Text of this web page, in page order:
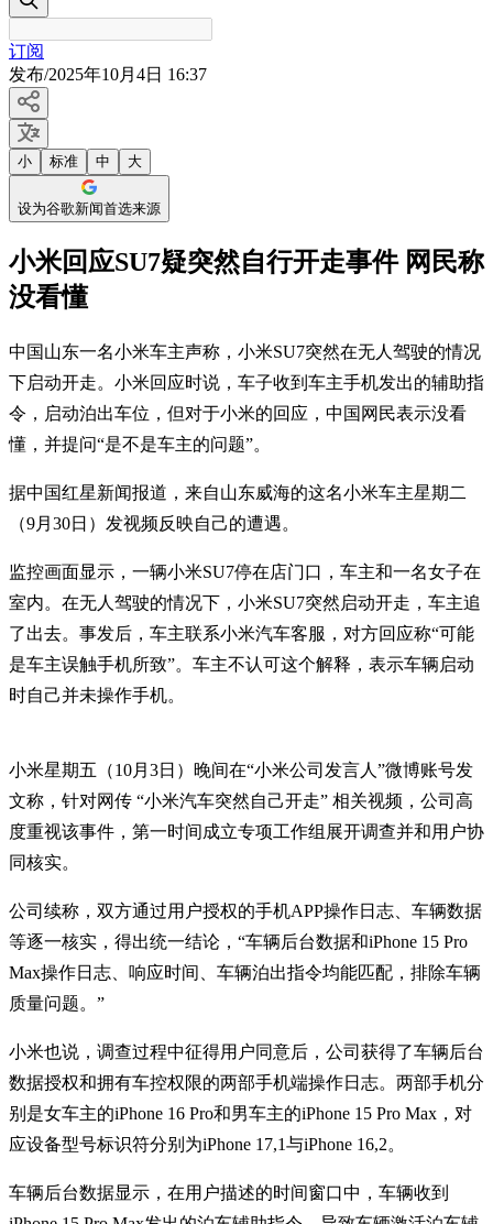
订阅
发布/2025年10月4日 16:37
小 标准 中 大
设为谷歌新闻首选来源
小米回应SU7疑突然自行开走事件 网民称
没看懂
中国山东一名小米车主声称，小米SU7突然在无人驾驶的情况
下启动开走。小米回应时说，车子收到车主手机发出的辅助指
令，启动泊出车位，但对于小米的回应，中国网民表示没看
懂，并提问“是不是车主的问题”。
据中国红星新闻报道，来自山东威海的这名小米车主星期二
（9月30日）发视频反映自己的遭遇。
监控画面显示，一辆小米SU7停在店门口，车主和一名女子在
室内。在无人驾驶的情况下，小米SU7突然启动开走，车主追
了出去。事发后，车主联系小米汽车客服，对方回应称“可能
是车主误触手机所致”。车主不认可这个解释，表示车辆启动
时自己并未操作手机。
小米星期五（10月3日）晚间在“小米公司发言人”微博账号发
文称，针对网传 “小米汽车突然自己开走” 相关视频，公司高
度重视该事件，第一时间成立专项工作组展开调查并和用户协
同核实。
公司续称，双方通过用户授权的手机APP操作日志、车辆数据
等逐一核实，得出统一结论，“车辆后台数据和iPhone 15 Pro
Max操作日志、响应时间、车辆泊出指令均能匹配，排除车辆
质量问题。”
小米也说，调查过程中征得用户同意后，公司获得了车辆后台
数据授权和拥有车控权限的两部手机端操作日志。两部手机分
别是女车主的iPhone 16 Pro和男车主的iPhone 15 Pro Max，对
应设备型号标识符分别为iPhone 17,1与iPhone 16,2。
车辆后台数据显示，在用户描述的时间窗口中，车辆收到